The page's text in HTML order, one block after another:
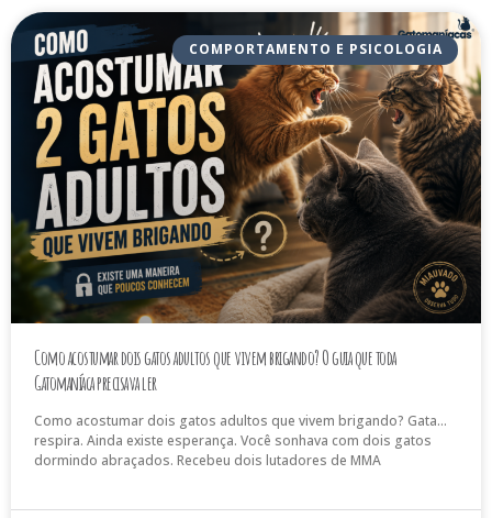
COMPORTAMENTO E PSICOLOGIA
Como acostumar dois gatos adultos que vivem brigando? O guia que toda
Gatomaníaca precisava ler
Como acostumar dois gatos adultos que vivem brigando? Gata…
respira. Ainda existe esperança. Você sonhava com dois gatos
dormindo abraçados. Recebeu dois lutadores de MMA